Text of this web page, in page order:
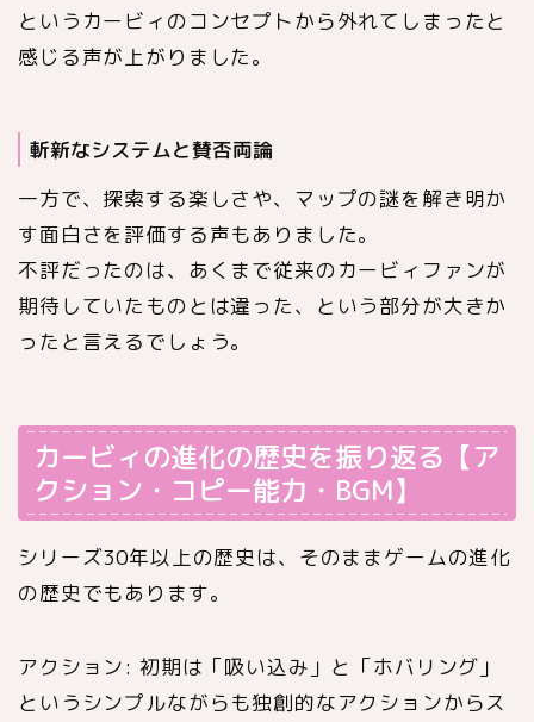
というカービィのコンセプトから外れてしまったと
感じる声が上がりました。
斬新なシステムと賛否両論
一方で、探索する楽しさや、マップの謎を解き明か
す面白さを評価する声もありました。
不評だったのは、あくまで従来のカービィファンが
期待していたものとは違った、という部分が大きか
ったと言えるでしょう。
カービィの進化の歴史を振り返る【ア
クション・コピー能力・BGM】
シリーズ30年以上の歴史は、そのままゲームの進化
の歴史でもあります。
アクション: 初期は「吸い込み」と「ホバリング」
というシンプルながらも独創的なアクションからス